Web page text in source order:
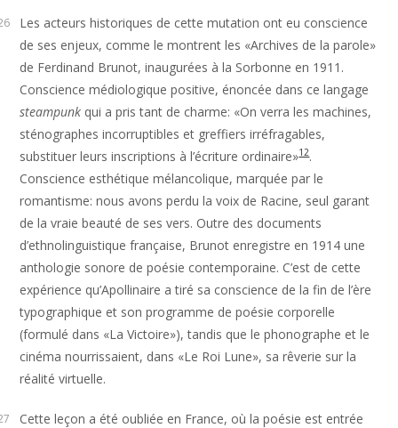
Les acteurs historiques de cette mutation ont eu conscience
de ses enjeux, comme le montrent les «Archives de la parole»
de Ferdinand Brunot, inaugurées à la Sorbonne en 1911.
Conscience médiologique positive, énoncée dans ce langage
steampunk qui a pris tant de charme: «On verra les machines,
sténographes incorruptibles et greffiers irréfragables,
substituer leurs inscriptions à l’écriture ordinaire»12.
Conscience esthétique mélancolique, marquée par le
romantisme: nous avons perdu la voix de Racine, seul garant
de la vraie beauté de ses vers. Outre des documents
d’ethnolinguistique française, Brunot enregistre en 1914 une
anthologie sonore de poésie contemporaine. C’est de cette
expérience qu’Apollinaire a tiré sa conscience de la fin de l’ère
typographique et son programme de poésie corporelle
(formulé dans «La Victoire»), tandis que le phonographe et le
cinéma nourrissaient, dans «Le Roi Lune», sa rêverie sur la
réalité virtuelle.
Cette leçon a été oubliée en France, où la poésie est entrée